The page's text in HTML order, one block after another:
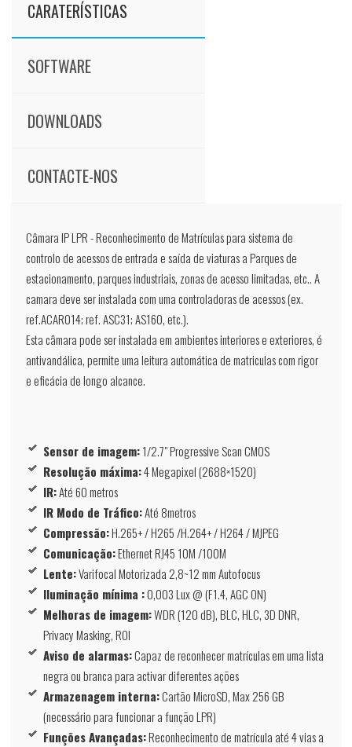
CARATERÍSTICAS
SOFTWARE
DOWNLOADS
CONTACTE-NOS
Câmara IP LPR - Reconhecimento de Matrículas para sistema de
controlo de acessos de entrada e saída de viaturas a Parques de
estacionamento, parques industriais, zonas de acesso limitadas, etc.. A
camara deve ser instalada com uma controladoras de acessos (ex.
ref.ACAR014; ref. ASC31; AS160, etc.).
Esta câmara pode ser instalada em ambientes interiores e exteriores, é
antivandálica, permite uma leitura automática de matriculas com rigor
e eficácia de longo alcance.
Sensor de imagem:1/2.7" Progressive Scan CMOS
Resolução máxima:4 Megapixel (2688×1520)
IR:Até 60 metros
IR Modo de Tráfico:Até 8metros
Compressão:H.265+ / H265 /H.264+ / H264 / MJPEG
Comunicação:Ethernet RJ45 10M /100M
Lente:Varifocal Motorizada 2,8~12 mm Autofocus
Iluminação mínima :0,003 Lux @ (F1.4, AGC ON)
Melhoras de imagem:WDR (120 dB), BLC, HLC, 3D DNR,
Privacy Masking, ROI
Aviso de alarmas:Capaz de reconhecer matrículas em uma lista
negra ou branca para activar diferentes ações
Armazenagem interna:Cartão MicroSD, Max 256 GB
(necessário para funcionar a função LPR)
Funções Avançadas:Reconhecimento de matrícula até 4 vias a